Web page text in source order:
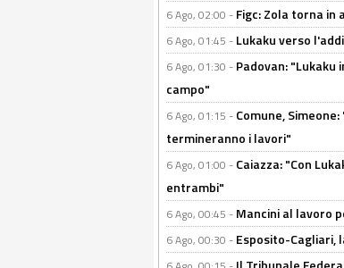
6 Ago, 02:00 - Figc: Zola torna in
6 Ago, 01:45 - Lukaku verso
6 Ago, 01:30 - Padovan: "Lukaku
campo"
6 Ago, 01:15 - Comune,
termineranno i lavori"
6 Ago, 01:00 - Caiazza: "Con
entrambi"
6 Ago, 00:45 - Mancini al lavoro
6 Ago, 00:30 - Esposito-Cagliari,